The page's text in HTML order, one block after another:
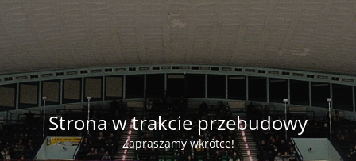
Strona w trakcie przebudowy
Zapraszamy wkrótce!